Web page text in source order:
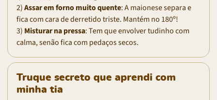
2)Assar em forno muito quente: A maionese separa e
fica com cara de derretido triste. Mantém no 180º!
3) Misturar na pressa: Tem que envolver tudinho com
calma, senão fica com pedaços secos.
Truque secreto que aprendi com
minha tia